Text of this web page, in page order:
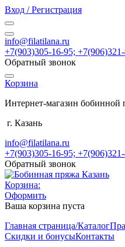
Вход / Регистрация
info@filatilana.ru
+7(903)305-16-95;
Обратный звонок
Корзина
Интернет-магазин бобинной
г. Казань
info@filatilana.ru
+7(903)305-16-95;
Обратный звонок
Корзина:
Оформить
Ваша корзина пуста
Главная страница/Каталог
Скидки и бонусыКонтакты